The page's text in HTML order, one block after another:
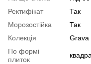
Ректифікат
Так
Морозостійка
Так
Колекція
Grava
По формі
плиток